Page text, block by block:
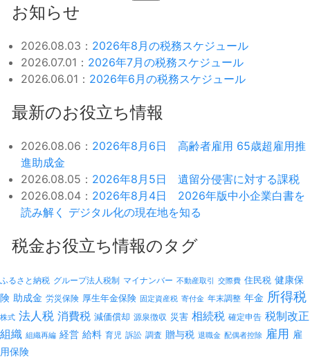
お知らせ
2026.08.03： 2026年8月の税務スケジュール
2026.07.01： 2026年7月の税務スケジュール
2026.06.01： 2026年6月の税務スケジュール
最新のお役立ち情報
2026.08.06： 2026年8月6日 高齢者雇用 65歳超雇用推
進助成金
2026.08.05： 2026年8月5日 遺留分侵害に対する課税
2026.08.04： 2026年8月4日 2026年版中小企業白書を
読み解く デジタル化の現在地を知る
税金お役立ち情報のタグ
ふるさと納税 グループ法人税制 マイナンバー 不動産取引 交際費 住民税 健康保
険 助成金 労災保険 厚生年金保険 固定資産税 寄付金 年末調整 年金 所得税
株式 法人税 消費税 減価償却 源泉徴収 災害 相続税 確定申告 税制改正
組織 組織再編 経営 給料 育児 訴訟 調査 贈与税 退職金 配偶者控除 雇用 雇
用保険